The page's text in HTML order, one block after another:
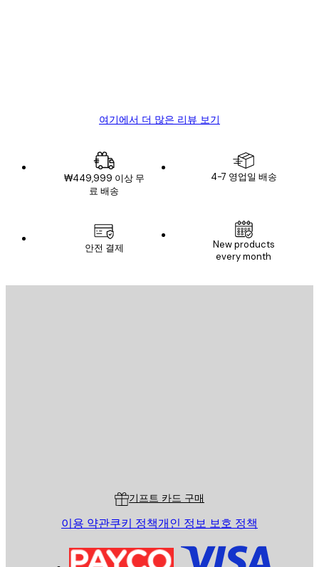
여기에서 더 많은 리뷰 보기
₩449,999 이상 무
료 배송
4-7 영업일 배송
안전 결제
New products
every month
기프트 카드 구매
이용 약관쿠키 정책개인 정보 보호 정책